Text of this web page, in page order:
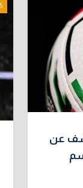
عن